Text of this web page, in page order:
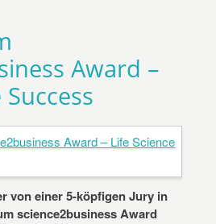
Award –
von einer 5-köpfigen Jury in
science2business Award